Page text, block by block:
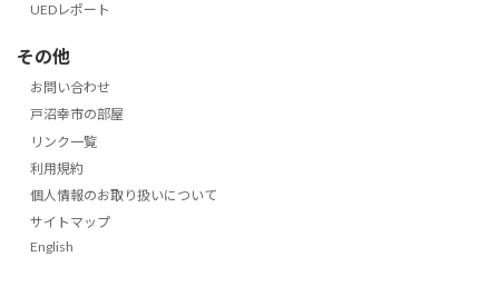
UEDレポート
その他
お問い合わせ
戸沼幸市の部屋
リンク一覧
利用規約
個人情報のお取り扱いについて
サイトマップ
English